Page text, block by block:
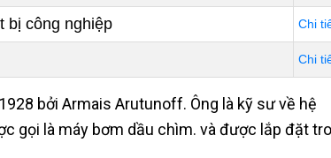
bị công nghiệp Chi
Chi
bởi Armais Arutunoff. Ông là kỹ sư về hệ
gọi là máy bơm dầu chìm. và được lắp đặt